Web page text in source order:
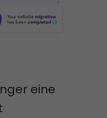
eine